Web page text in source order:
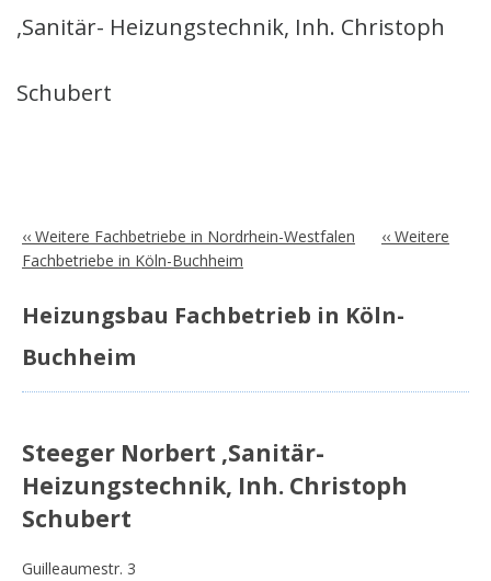
,Sanitär- Heizungstechnik, Inh. Christoph
Schubert
‹‹ Weitere Fachbetriebe in Nordrhein-Westfalen
‹‹ Weitere
Fachbetriebe in Köln-Buchheim
Heizungsbau Fachbetrieb in Köln-
Buchheim
Steeger Norbert ,Sanitär-
Heizungstechnik, Inh. Christoph
Schubert
Guilleaumestr. 3